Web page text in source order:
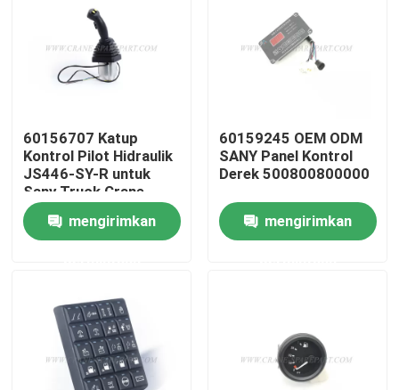
Wisata pabrik
Hubungi kami
Berita
Suku cadang derek
Suku Cadang Listrik Derek
60156707 Katup
Kontrol Pilot Hidraulik
JS446-SY-R untuk
Sany Truck Crane
mengirimkan
60159245 OEM ODM
SANY Panel Kontrol
Derek 500800800000
mengirimkan